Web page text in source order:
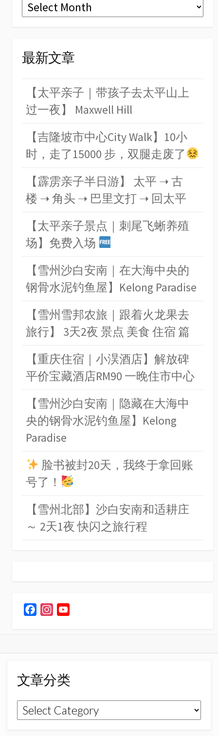
Archives
最新文章
【太平亲子｜带孩子去太平山上
过一夜】 Maxwell Hill
【吉隆坡市中心City Walk】10小
时，走了15000 步，双腿走废了
【霹雳亲子半日游】 太平 ➝ 古
楼 ➝ 角头 ➝ 巴里文打 ➝ 回太平
【太平亲子景点｜刺尾飞蜥养殖
场】免费入场
【雪州沙白安南｜在大海中央的
钢骨水泥钓鱼屋】Kelong Paradise
【雪州雪邦农旅｜跟着火龙果去
旅行】 3天2夜 景点 美食 住宿 篇
【重庆住宿｜小淏酒店】解放碑
平价宝藏酒店RM90 一晚住市中心
【雪州沙白安南｜隐藏在大海中
央的钢骨水泥钓鱼屋】Kelong
Paradise
脸书被封20天，我终于拿回账
号了！
【雪州北部】沙白安南和适耕庄
～ 2天1夜 快闪之旅行程
o
o
k
r
a
m
C
h
文章分类
文
章